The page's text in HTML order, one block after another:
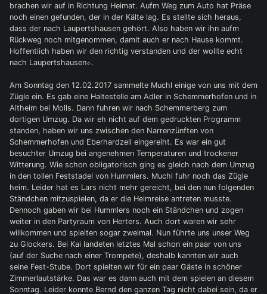
brachen wir auf in Richtung Heimat. Aufm Weg zum Auto hat Präse
noch einen gefunden, der in der Kälte lag. Es stellte sich heraus,
dass der nach Laupertshausen gehört. Also haben wir ihn aufm
Rückweg noch mitgenommen, damit auch er nach Hause kommt.
Hoffentlich haben wir den richtig verstanden und der wollte echt
nach Laupertshausen⬦.
Am Sonntag den 12.02.2017 sammelte Muchl einige von uns mit dem
Zügle ein. Es gab eine Haltestelle am Adler in Schemmerhofen und in
Altheim bei Molls. Dann fuhren wir nach Schemmerberg zum
dortigen Umzug. Da wir eh nicht auf dem gedruckten Programm
standen, haben wir uns zwischen den Narrenzünften von
Schemmerhofen und Eberhardzell eingereiht. Es war ein gut
besuchter Umzug bei angenehmen Temperaturen und trockener
Witterung. Wie schon obligatorisch ging es gleich nach dem Umzug
in den tollen Feststadel von Hummlers. Muchl fuhr noch das Zügle
heim. Leider hat es Lars nicht mehr gereicht, bei den nun folgenden
Ständchen mitzuspielen, da er die Heimreise antreten musste.
Dennoch gaben wir bei Hummlers noch ein Ständchen und zogen
weiter in den Partyraum von Herters. Auch dort waren wir sehr
willkommen und spielten sogar zweimal. Nun führte uns unser Weg
zu Glockers. Bei Kai landeten letztes Mal schon ein paar von uns
(auf der Suche nach einer Trompete), deshalb kannten wir auch
seine Fest-Stube. Dort spielten wir für ein paar Gäste in schöner
Zimmerlautstärke. Das war es dann auch mit dem spielen an diesem
Sonntag. Leider konnte Bernd den ganzen Tag nicht dabei sein, da er